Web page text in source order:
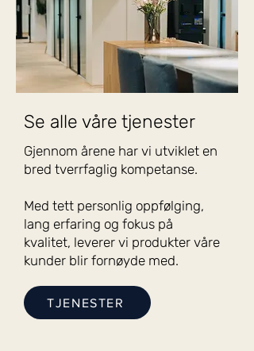
Se alle våre tjenester
Gjennom årene har vi utviklet en
bred tverrfaglig kompetanse.
Med tett personlig oppfølging,
lang erfaring og fokus på
kvalitet, leverer vi produkter våre
kunder blir fornøyde med.
TJENESTER